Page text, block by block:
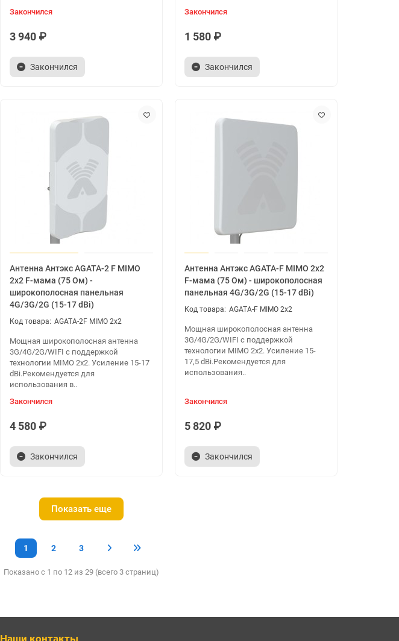
Закончился
3 940 ₽
Закончился
Закончился
1 580 ₽
Закончился
Антенна Антэкс AGATA-2 F MIMO
2x2 F-мама (75 Ом) -
широкополосная панельная
4G/3G/2G (15-17 dBi)
AGATA-2F MIMO 2x2
Мощная широкополосная антенна
3G/4G/2G/WIFI с поддержкой
технологии MIMO 2x2. Усиление 15-17
dBi.Рекомендуется для
использования в..
Закончился
4 580 ₽
Закончился
Антенна Антэкс AGATA-F MIMO 2x2
F-мама (75 Ом) - широкополосная
панельная 4G/3G/2G (15-17 dBi)
AGATA-F MIMO 2x2
Мощная широкополосная антенна
3G/4G/2G/WIFI с поддержкой
технологии MIMO 2x2. Усиление 15-
17,5 dBi.Рекомендуется для
использования..
Закончился
5 820 ₽
Закончился
Показать еще
1 2 3
Показано с 1 по 12 из 29 (всего 3 страниц)
Наши контакты